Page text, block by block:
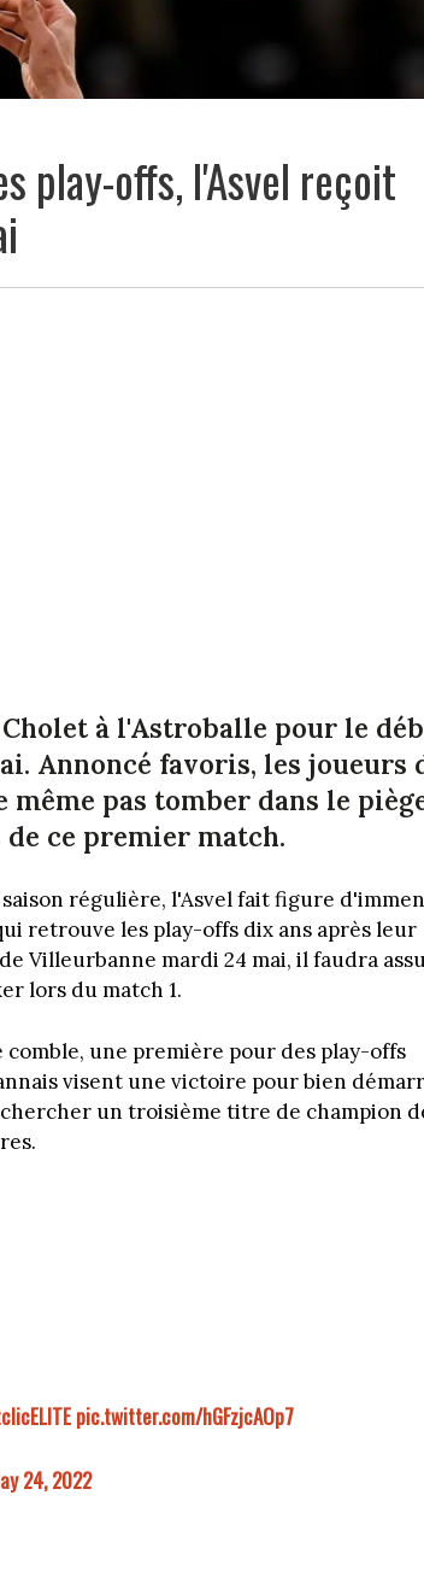
play-offs, l'Asvel reçoit
à l'Astroballe pour le
Annoncé favoris, les joueurs
pas tomber dans le
ce premier match.
régulière, l'Asvel fait figure
retrouve les play-offs dix ans après leur
Villeurbanne mardi 24 mai, il faudra
lors du match 1.
une première pour des play-offs
visent une victoire pour bien
un troisième titre de champion
pic.twitter.com/hGFzjcAOp7
24, 2022